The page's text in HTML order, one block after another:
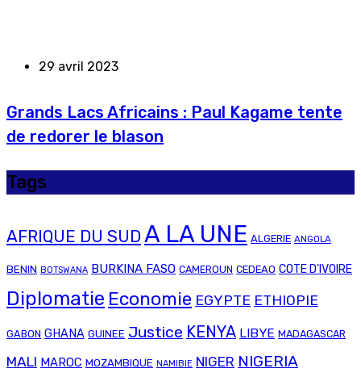
29 avril 2023
Grands Lacs Africains : Paul Kagame tente
de redorer le blason
Tags
AFRIQUE DU SUD A LA UNE ALGERIE ANGOLA
BENIN BOTSWANA BURKINA FASO CAMEROUN CEDEAO COTE D'IVOIRE
Diplomatie Economie EGYPTE ETHIOPIE
GABON GHANA GUINEE Justice KENYA LIBYE MADAGASCAR
MALI MAROC MOZAMBIQUE NAMIBIE NIGER NIGERIA